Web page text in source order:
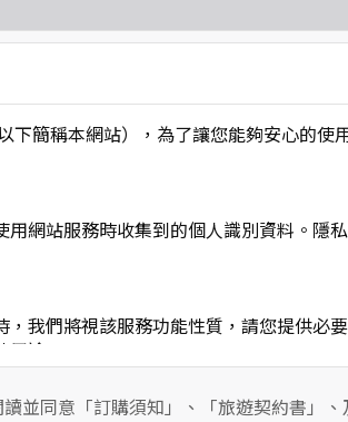
下簡稱本網站），為了讓您能夠安心的
網站服務時收集到的個人識別資料。隱
我們將視該服務功能性質，請您提供必
途。
，會保留您所提供的姓名、電子郵件地
您使用連線設備的IP位址、使用時間、使
讀並同意「訂購須知」、「旅遊契約書」、